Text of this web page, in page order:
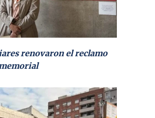
renovaron el reclamo